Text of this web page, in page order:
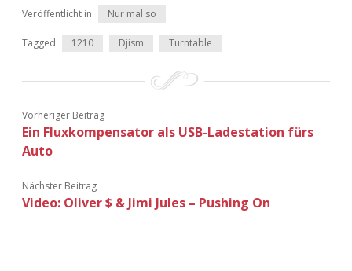
Wandnotizen
Adventskalender 2014
Adventskalender 2015
Adventskalender 2019
Veröffentlicht in Nur mal so
Tagged 1210 Djism Turntable
Vorheriger Beitrag
Ein Fluxkompensator als USB-Ladestation fürs
Auto
Nächster Beitrag
Video: Oliver $ & Jimi Jules – Pushing On